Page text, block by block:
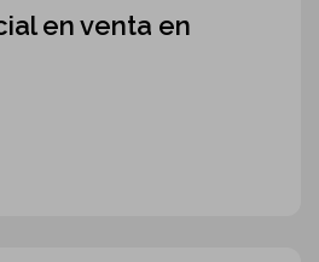
en venta en